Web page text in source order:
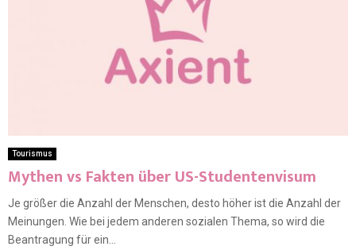
Tourismus
Mythen vs Fakten über US-Studentenvisum
Je größer die Anzahl der Menschen, desto höher ist die Anzahl der
Meinungen. Wie bei jedem anderen sozialen Thema, so wird die
Beantragung für ein...